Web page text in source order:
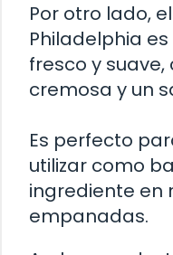
Por otro lado,
Philadelphia
fresco y
cremosa y un
Es perfecto
utilizar como
ingrediente en
empanadas.